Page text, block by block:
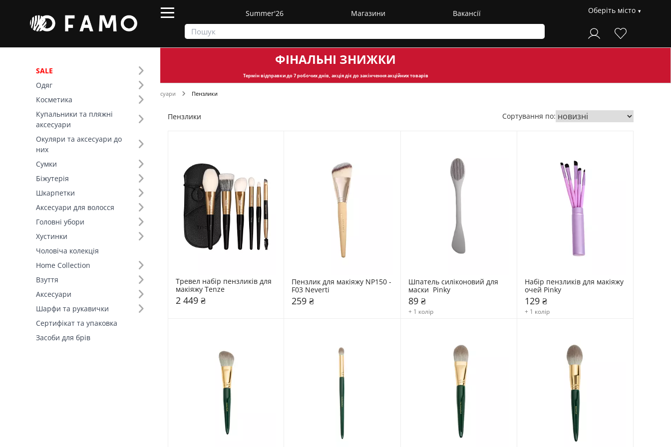
Summer'26 Магазини Вакансії Оберіть місто
SALE
Одяг
Косметика
Купальники та пляжні
аксесуари
Окуляри та аксесуари до
них
Сумки
Біжутерія
Шкарпетки
Аксесуари для волосся
Головні убори
Хустинки
Чоловіча колекція
Home Collection
Взуття
Аксесуари
Шарфи та рукавички
Сертифікат та упаковка
Засоби для брів
ФІНАЛЬНІ ЗНИЖКИ
Термін відправкидо 7 робочих днів, акція діє до закінчення акційних товарів
Косметичні аксесуари Пензлики
Фільтр
Ціна
Основний колір (7)
Пензлики Сортування по:
Тревел набір пензликів для
макіяжу Tenze
2 449 ₴
Пензлик для макіяжу NP150 -
F03 Neverti
259 ₴
Шпатель силіконовий для
маски  Pinky
89 ₴
+ 1 колір
Набір пензликів для макіяжу
очей Pinky
129 ₴
+ 1 колір